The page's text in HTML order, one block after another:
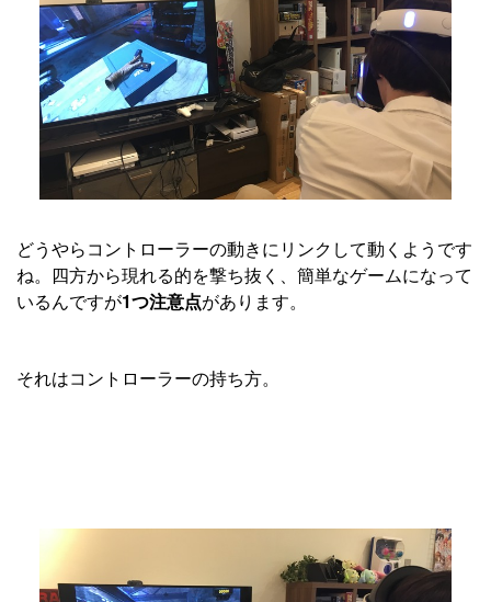
どうやらコントローラーの動きにリンクして動くようです
ね。四方から現れる的を撃ち抜く、簡単なゲームになって
いるんですが1つ注意点があります。
それはコントローラーの持ち方。